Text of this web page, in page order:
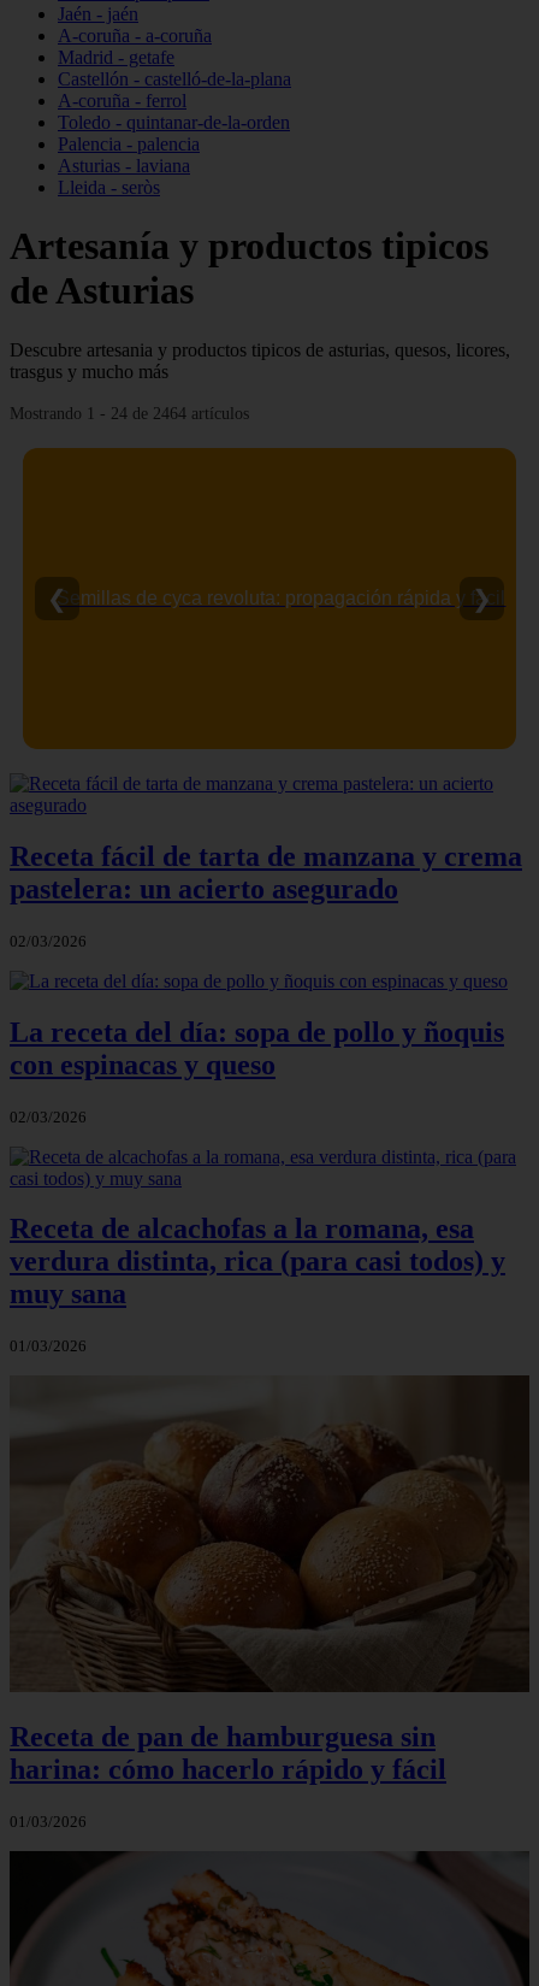
Jaén - jaén
A-coruña - a-coruña
Madrid - getafe
Castellón - castelló-de-la-plana
A-coruña - ferrol
Toledo - quintanar-de-la-orden
Palencia - palencia
Asturias - laviana
Lleida - seròs
Artesanía y productos tipicos
de Asturias
Descubre artesania y productos tipicos de asturias, quesos, licores,
trasgus y mucho más
Mostrando 1 - 24 de 2464 artículos
Semillas de cyca revoluta: propagación rápida y fácil
❮ ❯
Receta fácil de tarta de manzana y crema
pastelera: un acierto asegurado
02/03/2026
La receta del día: sopa de pollo y ñoquis
con espinacas y queso
02/03/2026
Receta de alcachofas a la romana, esa
verdura distinta, rica (para casi todos) y
muy sana
01/03/2026
Receta de pan de hamburguesa sin
harina: cómo hacerlo rápido y fácil
01/03/2026